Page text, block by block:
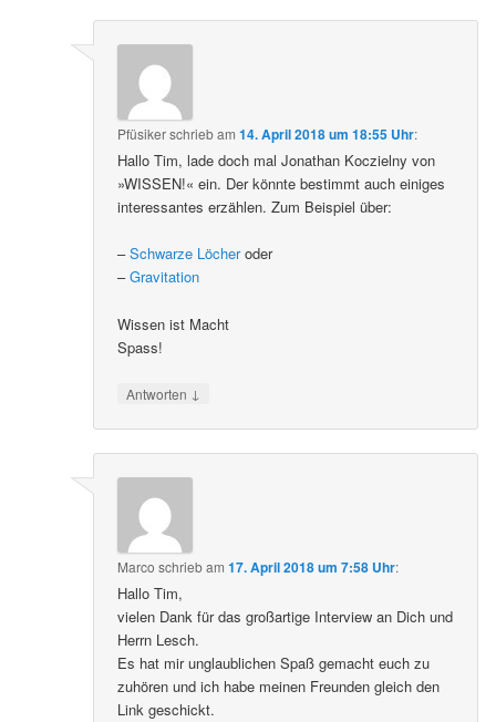
Pfüsikerschriebam14. April 2018 um 18:55 Uhr:
Hallo Tim, lade doch mal Jonathan Koczielny von
»WISSEN!« ein. Der könnte bestimmt auch einiges
interessantes erzählen. Zum Beispiel über:
–Schwarze Löcheroder
–Gravitation
Wissen ist Macht
Spass!
Antworten ↓
Marco schriebam17. April 2018 um 7:58 Uhr:
Hallo Tim,
vielen Dank für das großartige Interview an Dich und
Herrn Lesch.
Es hat mir unglaublichen Spaß gemacht euch zu
zuhören und ich habe meinen Freunden gleich den
Link geschickt.